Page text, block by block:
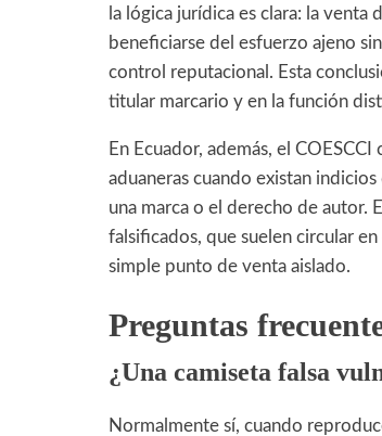
la lógica jurídica es clara: la venta
beneficiarse del esfuerzo ajeno
control reputacional. Esta
titular marcario y en la función
En Ecuador, además, el
aduaneras cuando existan
una marca o el derecho de autor.
falsificados, que suelen circular
simple punto de venta aislado.
Preguntas
¿Una camiseta falsa
Normalmente sí, cuando